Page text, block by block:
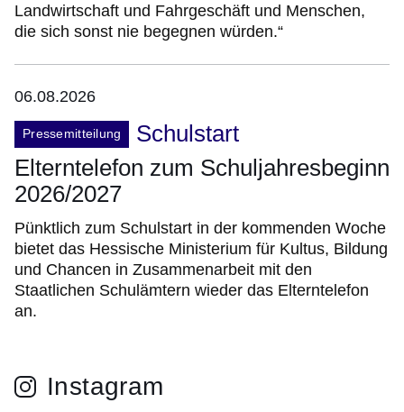
Landwirtschaft und Fahrgeschäft und Menschen,
die sich sonst nie begegnen würden.“
06.08.2026
Pressemitteilung
Schulstart
Elterntelefon zum Schuljahresbeginn
2026/2027
Pünktlich zum Schulstart in der kommenden Woche
bietet das Hessische Ministerium für Kultus, Bildung
und Chancen in Zusammenarbeit mit den
Staatlichen Schulämtern wieder das Elterntelefon
an.
Instagram